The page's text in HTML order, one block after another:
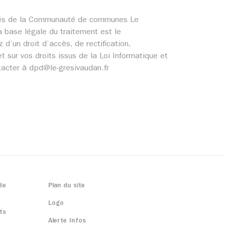
de la Communauté de communes Le
base légale du traitement est le
droit d’accès, de rectification,
sur vos droits issus de la Loi Informatique et
à dpd@le-gresivaudan.fr
Plan du site
Logo
Alerte Infos